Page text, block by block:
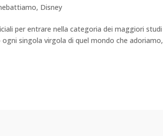
, Disney
per entrare nella categoria dei maggiori studi
singola virgola di quel mondo che adoriamo,